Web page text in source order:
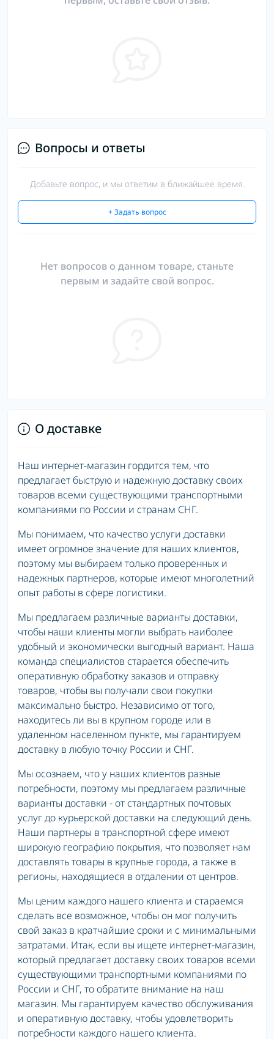
Вопросы и ответы
Добавьте вопрос, и мы ответим в ближайшее время.
+ Задать вопрос
Нет вопросов о данном товаре, станьте
первым и задайте свой вопрос.
О доставке
Наш интернет-магазин гордится тем, что
предлагает быструю и надежную доставку своих
товаров всеми существующими транспортными
компаниями по России и странам СНГ.
Мы понимаем, что качество услуги доставки
имеет огромное значение для наших клиентов,
поэтому мы выбираем только проверенных и
надежных партнеров, которые имеют многолетний
опыт работы в сфере логистики.
Мы предлагаем различные варианты доставки,
чтобы наши клиенты могли выбрать наиболее
удобный и экономически выгодный вариант. Наша
команда специалистов старается обеспечить
оперативную обработку заказов и отправку
товаров, чтобы вы получали свои покупки
максимально быстро. Независимо от того,
находитесь ли вы в крупном городе или в
удаленном населенном пункте, мы гарантируем
доставку в любую точку России и СНГ.
Мы осознаем, что у наших клиентов разные
потребности, поэтому мы предлагаем различные
варианты доставки - от стандартных почтовых
услуг до курьерской доставки на следующий день.
Наши партнеры в транспортной сфере имеют
широкую географию покрытия, что позволяет нам
доставлять товары в крупные города, а также в
регионы, находящиеся в отдалении от центров.
Мы ценим каждого нашего клиента и стараемся
сделать все возможное, чтобы он мог получить
свой заказ в кратчайшие сроки и с минимальными
затратами. Итак, если вы ищете интернет-магазин,
который предлагает доставку своих товаров всеми
существующими транспортными компаниями по
России и СНГ, то обратите внимание на наш
магазин. Мы гарантируем качество обслуживания
и оперативную доставку, чтобы удовлетворить
потребности каждого нашего клиента.